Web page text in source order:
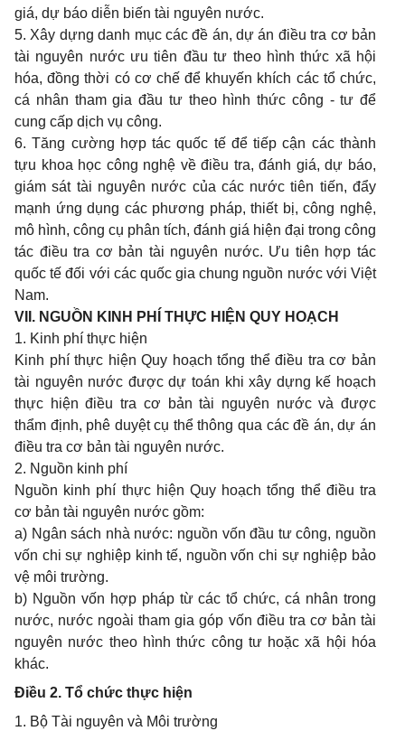
giá, dự báo diễn biến tài nguyên nước.
5. Xây dựng danh mục các đề án, dự án điều tra cơ bản
tài nguyên nước ưu tiên đầu tư theo hình thức xã hội
hóa, đồng thời có cơ chế để khuyến khích các tổ chức,
cá nhân tham gia đầu tư theo hình thức công - tư để
cung cấp dịch vụ công.
6. Tăng cường hợp tác quốc tế để tiếp cận các thành
tựu khoa học công nghệ về điều tra, đánh giá, dự báo,
giám sát tài nguyên nước của các nước tiên tiến, đẩy
mạnh ứng dụng các phương pháp, thiết bị, công nghệ,
mô hình, công cụ phân tích, đánh giá hiện đại trong công
tác điều tra cơ bản tài nguyên nước. Ưu tiên hợp tác
quốc tế đối với các quốc gia chung nguồn nước với Việt
Nam.
VII. NGUỒN KINH PHÍ THỰC HIỆN QUY HOẠCH
1. Kinh phí thực hiện
Kinh phí thực hiện Quy hoạch tổng thể điều tra cơ bản
tài nguyên nước được dự toán khi xây dựng kế hoạch
thực hiệnđiều tra cơ bản tài nguyên nước và được
thẩm định, phê duyệt cụ thể thôngqua các đề án, dự án
điều tra cơ bản tài nguyên nước.
2. Nguồn kinh phí
Nguồn kinh phí thực hiện Quy hoạch tổng thể điều tra
cơ bản tài nguyên nước gồm:
a) Ngân sách nhà nước: nguồn vốn đầu tư công, nguồn
vốn chi sự nghiệp kinh tế, nguồn vốn chi sự nghiệp bảo
vệ môi trường.
b) Nguồn vốn hợp pháp từ các tổ chức, cá nhân trong
nước, nước ngoài tham gia góp vốn điều tra cơ bản tài
nguyên nước theo hình thức công tư hoặc xã hội hóa
khác.
Điều 2. Tổ chức thực hiện
1. Bộ Tài nguyên và Môi trường